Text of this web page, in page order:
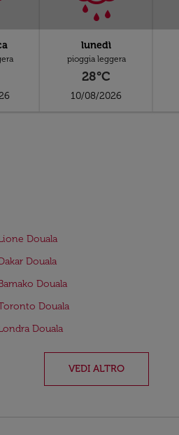
lunedì
pioggia leggera
28°C
10/08/2026
Douala
Douala
Douala
Douala
Douala
VEDI ALTRO